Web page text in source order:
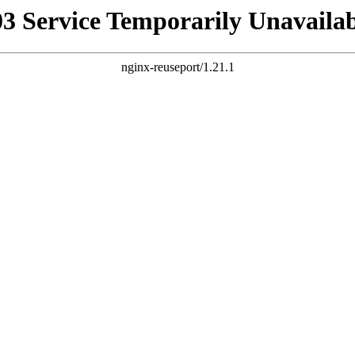
Service Temporarily
nginx-reuseport/1.21.1